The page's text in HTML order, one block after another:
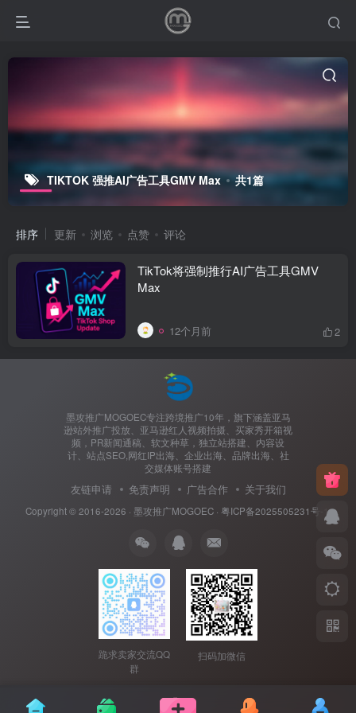
TIKTOK 强推AI广告工具GMV Max 共1篇
排序 更新 浏览 点赞 评论
TikTok将强制推行AI广告工具GMV
Max
12个月前 2
墨攻推广MOGOEC专注跨境推广10年，旗下涵盖亚马
逊站外推广投放、亚马逊红人视频拍摄、买家秀开箱视
频，PR新闻通稿、软文种草，独立站搭建、内容设
计、站点SEO,网红IP出海、企业出海、品牌出海、社
交媒体账号搭建
友链申请 免责声明 广告合作 关于我们
Copyright © 2016-2026 · 墨攻推广MOGOEC· 粤ICP备2025505231号-1.
跪求卖家交流QQ
群
扫码加微信